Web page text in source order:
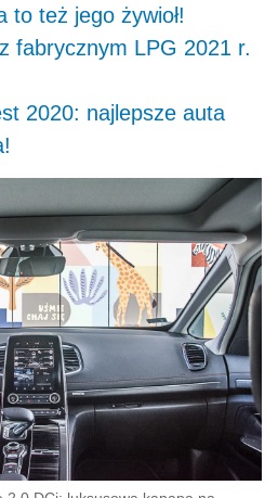
to też jego żywioł!
fabrycznym LPG 2021 r.
2020: najlepsze auta